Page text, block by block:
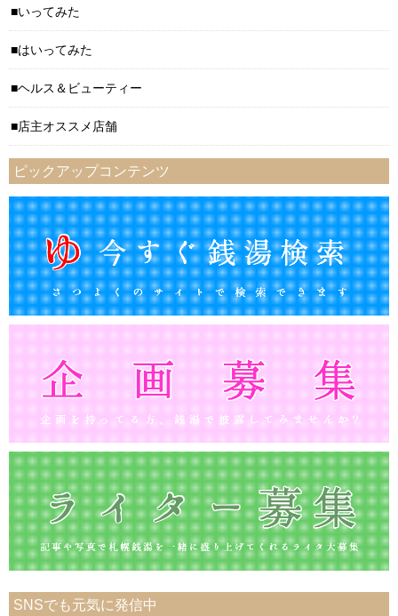
いってみた
はいってみた
ヘルス＆ビューティー
店主オススメ店舗
ピックアップコンテンツ
SNSでも元気に発信中